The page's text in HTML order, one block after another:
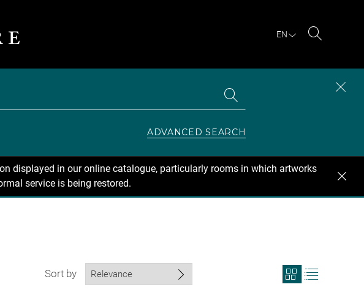
EN
ADVANCED SEARCH
displayed in our online catalogue, particularly rooms in which artworks
service is being restored.
Sort by
View
search